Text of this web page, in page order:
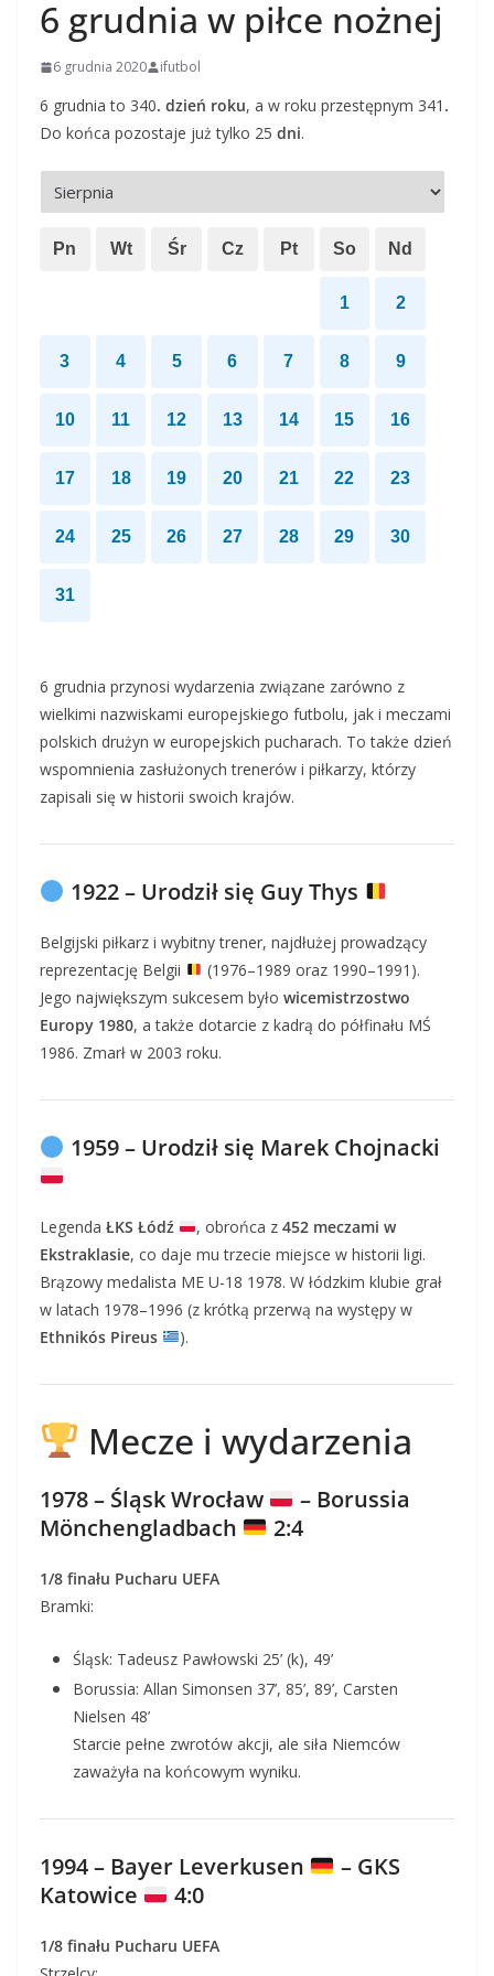
6 grudnia w piłce nożnej
6 grudnia 2020 ifutbol
6 grudnia to 340. dzień roku, a w roku przestępnym 341 .
Do końca pozostaje już tylko 25 dni.
Pn Wt Śr Cz Pt So Nd
1 2
3 4 5 6 7 8 9
10 11 12 13 14 15 16
17 18 19 20 21 22 23
24 25 26 27 28 29 30
31
6 grudnia przynosi wydarzenia związane zarówno z
wielkimi nazwiskami europejskiego futbolu, jak i meczami
polskich drużyn w europejskich pucharach. To także dzień
wspomnienia zasłużonych trenerów i piłkarzy, którzy
zapisali się w historii swoich krajów.
1922 – Urodził się Guy Thys
Belgijski piłkarz i wybitny trener, najdłużej prowadzący
reprezentację Belgii
(1976–1989 oraz 1990–1991).
Jego największym sukcesem było wicemistrzostwo
Europy 1980, a także dotarcie z kadrą do półfinału MŚ
1986. Zmarł w 2003 roku.
1959 – Urodził się Marek Chojnacki
Legenda ŁKS Łódź , obrońca z 452 meczami w
Ekstraklasie, co daje mu trzecie miejsce w historii ligi.
Brązowy medalista ME U-18 1978. W łódzkim klubie grał
w latach 1978–1996 (z krótką przerwą na występy w
Ethnikós Pireus
).
Mecze i wydarzenia
1978 – Śląsk Wrocław
– Borussia
Mönchengladbach
2:4
1/8 finału Pucharu UEFA
Bramki:
Śląsk: Tadeusz Pawłowski 25’ (k), 49’
Borussia: Allan Simonsen 37’, 85’, 89’, Carsten
Nielsen 48’
Starcie pełne zwrotów akcji, ale siła Niemców
zaważyła na końcowym wyniku.
1994 – Bayer Leverkusen
– GKS
Katowice
4:0
1/8 finału Pucharu UEFA